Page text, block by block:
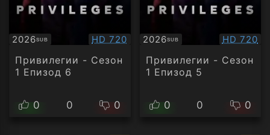
2026SUB
Субтитри Качество:
HD 720
Привилегии - Сезон
1 Епизод 6
0 0 0
2026SUB
Субтитри HD 720
Привилегии - Сезон
1 Епизод 5
0 0 0